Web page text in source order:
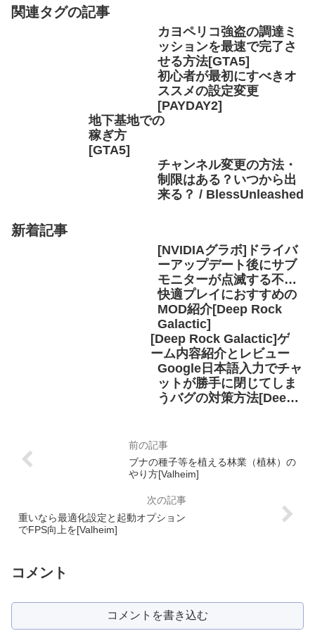
関連タグの記事
カヨペリコ強盗の調達ミ
ッションを最速で完了さ
せる方法[GTA5]
初心者が最初にすべきオ
ススメの設定変更
[PAYDAY2]
地下基地での
稼ぎ方
[GTA5]
チャンネル変更の方法・
制限はある？いつから出
来る？ / BlessUnleashed
新着記事
[NVIDIAグラボ]ドライバ
ーアップデート後にサブ
モニターが点滅する不具
合の解決方法
快適プレイにおすすめの
MOD紹介[Deep Rock
Galactic]
[Deep Rock Galactic]ゲ
ーム内容紹介とレビュー
Google日本語入力でチャ
ットが勝手に閉じてしま
うバグの対策方法[Deep
ブナの種子等を植える林業（植林）の
やり方[Valheim]
重いなら最適化設定と起動オプション
でFPS向上を[Valheim]
コメント
コメントを書き込む